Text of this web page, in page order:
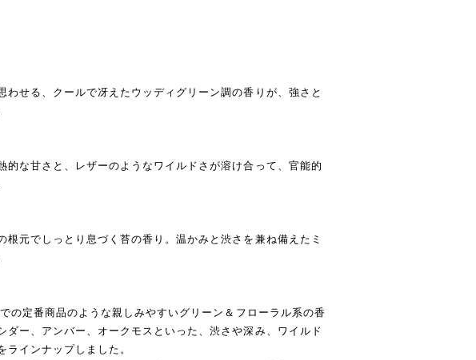
わせる、クールで冴えたウッディグリーン調の香りが、強さと
的な甘さと、レザーのようなワイルドさが溶け合って、官能的
根元でしっとり息づく苔の香り。温かみと渋さを兼ね備えたミ
の定番商品のような親しみやすいグリーン＆フローラル系の香
ダー、アンバー、オークモスといった、渋さや深み、ワイルド
ラインナップしました。